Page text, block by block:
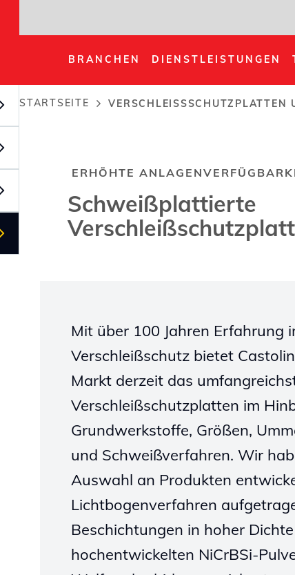
BRANCHEN DIENSTLEISTUNGEN
STARTSEITE VERSCHLEISSSCHUTZPLATTEN
ERHÖHTE
Schweißplattierte
Mit über 100 Jahren Erfahrung
Verschleißschutz bietet
Markt derzeit das
Verschleißschutzplatten im
Grundwerkstoffe, Größen,
und Schweißverfahren. Wir
Auswahl an Produkten
Lichtbogenverfahren
Beschichtungen in hoher
hochentwickelten NiCrBSi-